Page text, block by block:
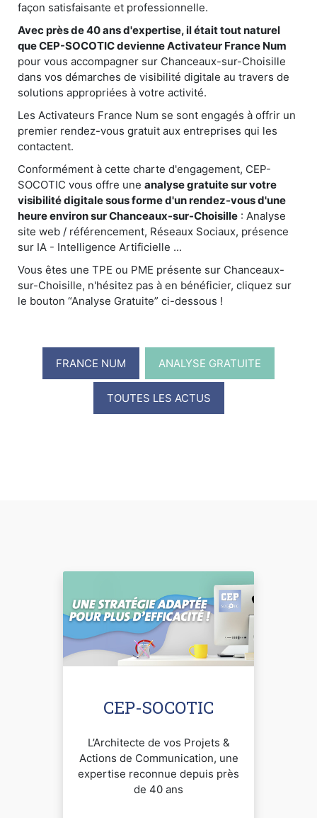
façon satisfaisante et professionnelle.
Avec près de 40 ans d'expertise, il était tout naturel
que CEP-SOCOTIC devienne Activateur France Num
pour vous accompagner sur Chanceaux-sur-Choisille
dans vos démarches de visibilité digitale au travers de
solutions appropriées à votre activité.
Les Activateurs France Num se sont engagés à offrir un
premier rendez-vous gratuit aux entreprises qui les
contactent.
Conformément à cette charte d'engagement, CEP-
SOCOTIC vous offre une analyse gratuite sur votre
visibilité digitale sous forme d'un rendez-vous d'une
heure environ sur Chanceaux-sur-Choisille : Analyse
site web / référencement, Réseaux Sociaux, présence
sur IA - Intelligence Artificielle ...
Vous êtes une TPE ou PME présente sur Chanceaux-
sur-Choisille, n'hésitez pas à en bénéficier, cliquez sur
le bouton “Analyse Gratuite” ci-dessous !
FRANCE NUM ANALYSE GRATUITE
TOUTES LES ACTUS
CEP-SOCOTIC
L’Architecte de vos Projets &
Actions de Communication, une
expertise reconnue depuis près
de 40 ans